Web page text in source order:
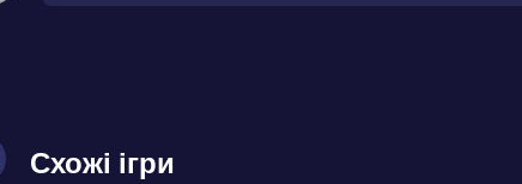
Схожі ігри